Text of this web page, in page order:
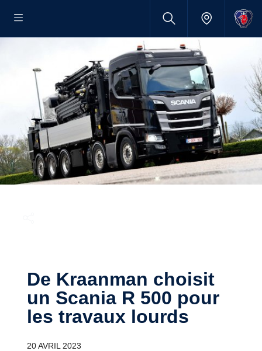
De Kraanman choisit
un Scania R 500 pour
les travaux lourds
20 AVRIL 2023